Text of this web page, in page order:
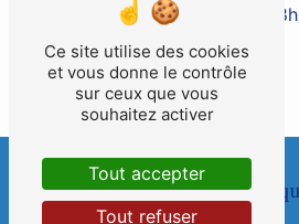
De 9h à 18h
Recherches
Ce site utilise des cookies
et vous donne le contrôle
sur ceux que vous
souhaitez activer
Tout accepter
Tout refuser